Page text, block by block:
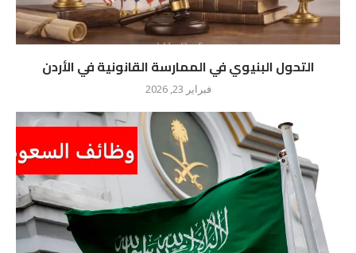
التحول البنيوي في الممارسة القانونية في الأردن
فبراير 23, 2026